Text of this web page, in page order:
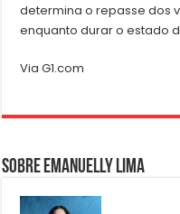
determina o repasse dos
enquanto durar o estado
Via G1.com
Sobre Emanuelly Lima